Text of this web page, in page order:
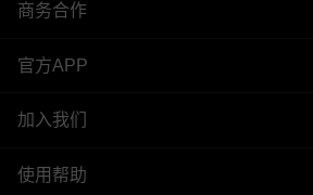
商务合作
官方APP
加入我们
使用帮助